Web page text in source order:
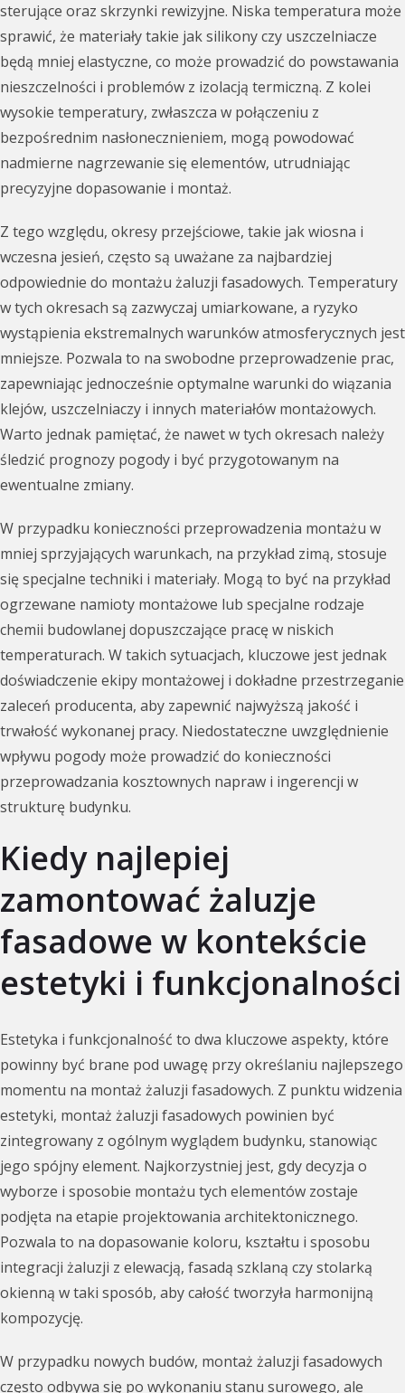
sterujące oraz skrzynki rewizyjne. Niska temperatura może
sprawić, że materiały takie jak silikony czy uszczelniacze
będą mniej elastyczne, co może prowadzić do powstawania
nieszczelności i problemów z izolacją termiczną. Z kolei
wysokie temperatury, zwłaszcza w połączeniu z
bezpośrednim nasłonecznieniem, mogą powodować
nadmierne nagrzewanie się elementów, utrudniając
precyzyjne dopasowanie i montaż.
Z tego względu, okresy przejściowe, takie jak wiosna i
wczesna jesień, często są uważane za najbardziej
odpowiednie do montażu żaluzji fasadowych. Temperatury
w tych okresach są zazwyczaj umiarkowane, a ryzyko
wystąpienia ekstremalnych warunków atmosferycznych jest
mniejsze. Pozwala to na swobodne przeprowadzenie prac,
zapewniając jednocześnie optymalne warunki do wiązania
klejów, uszczelniaczy i innych materiałów montażowych.
Warto jednak pamiętać, że nawet w tych okresach należy
śledzić prognozy pogody i być przygotowanym na
ewentualne zmiany.
W przypadku konieczności przeprowadzenia montażu w
mniej sprzyjających warunkach, na przykład zimą, stosuje
się specjalne techniki i materiały. Mogą to być na przykład
ogrzewane namioty montażowe lub specjalne rodzaje
chemii budowlanej dopuszczające pracę w niskich
temperaturach. W takich sytuacjach, kluczowe jest jednak
doświadczenie ekipy montażowej i dokładne przestrzeganie
zaleceń producenta, aby zapewnić najwyższą jakość i
trwałość wykonanej pracy. Niedostateczne uwzględnienie
wpływu pogody może prowadzić do konieczności
przeprowadzania kosztownych napraw i ingerencji w
strukturę budynku.
Kiedy najlepiej
zamontować żaluzje
fasadowe w kontekście
estetyki i funkcjonalności
Estetyka i funkcjonalność to dwa kluczowe aspekty, które
powinny być brane pod uwagę przy określaniu najlepszego
momentu na montaż żaluzji fasadowych. Z punktu widzenia
estetyki, montaż żaluzji fasadowych powinien być
zintegrowany z ogólnym wyglądem budynku, stanowiąc
jego spójny element. Najkorzystniej jest, gdy decyzja o
wyborze i sposobie montażu tych elementów zostaje
podjęta na etapie projektowania architektonicznego.
Pozwala to na dopasowanie koloru, kształtu i sposobu
integracji żaluzji z elewacją, fasadą szklaną czy stolarką
okienną w taki sposób, aby całość tworzyła harmonijną
kompozycję.
W przypadku nowych budów, montaż żaluzji fasadowych
często odbywa się po wykonaniu stanu surowego, ale